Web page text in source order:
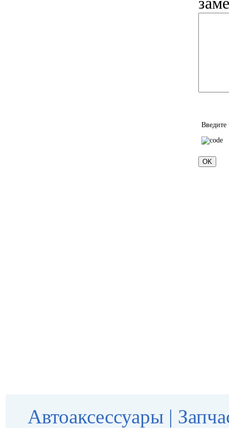
Введите
Автоаксессуары |